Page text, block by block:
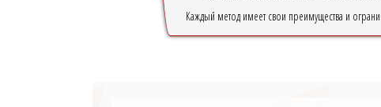
Каждый метод имеет свои преимущества и